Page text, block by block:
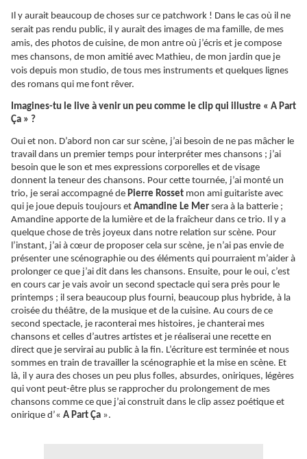
Il y aurait beaucoup de choses sur ce patchwork ! Dans le cas où il ne
serait pas rendu public, il y aurait des images de ma famille, de mes
amis, des photos de cuisine, de mon antre où j’écris et je compose
mes chansons, de mon amitié avec Mathieu, de mon jardin que je
vois depuis mon studio, de tous mes instruments et quelques lignes
des romans qui me font rêver.
Imagines-tu le live à venir un peu comme le clip qui illustre « A Part
Ça » ?
Oui et non. D’abord non car sur scène, j’ai besoin de ne pas mâcher le
travail dans un premier temps pour interpréter mes chansons ; j’ai
besoin que le son et mes expressions corporelles et de visage
donnent la teneur des chansons. Pour cette tournée, j’ai monté un
trio, je serai accompagné de Pierre Rosset mon ami guitariste avec
qui je joue depuis toujours et Amandine Le Mer sera à la batterie ;
Amandine apporte de la lumière et de la fraîcheur dans ce trio. Il y a
quelque chose de très joyeux dans notre relation sur scène. Pour
l’instant, j’ai à cœur de proposer cela sur scène, je n’ai pas envie de
présenter une scénographie ou des éléments qui pourraient m’aider à
prolonger ce que j’ai dit dans les chansons. Ensuite, pour le oui, c’est
en cours car je vais avoir un second spectacle qui sera près pour le
printemps ; il sera beaucoup plus fourni, beaucoup plus hybride, à la
croisée du théâtre, de la musique et de la cuisine. Au cours de ce
second spectacle, je raconterai mes histoires, je chanterai mes
chansons et celles d’autres artistes et je réaliserai une recette en
direct que je servirai au public à la fin. L’écriture est terminée et nous
sommes en train de travailler la scénographie et la mise en scène. Et
là, il y aura des choses un peu plus folles, absurdes, oniriques, légères
qui vont peut-être plus se rapprocher du prolongement de mes
chansons comme ce que j’ai construit dans le clip assez poétique et
onirique d’« A Part Ça ».